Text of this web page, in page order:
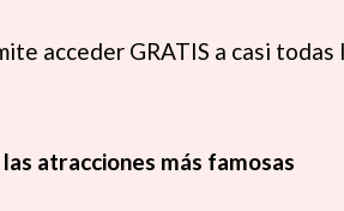
acceder GRATIS a casi todas
atracciones más famosas